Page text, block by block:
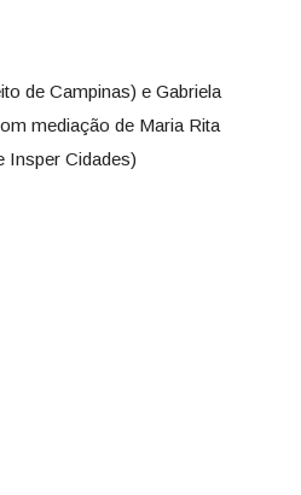
de Campinas) e Gabriela
mediação de Maria Rita
Insper Cidades)